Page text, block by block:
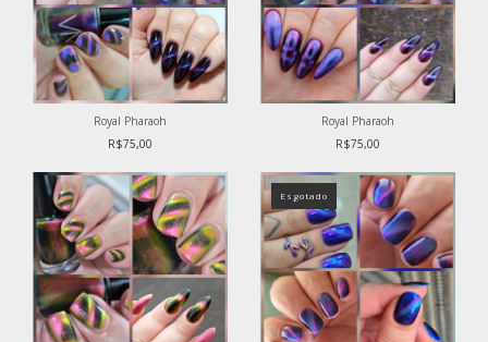
Royal Pharaoh
R$75,00
Royal Pharaoh
R$75,00
Esgotado